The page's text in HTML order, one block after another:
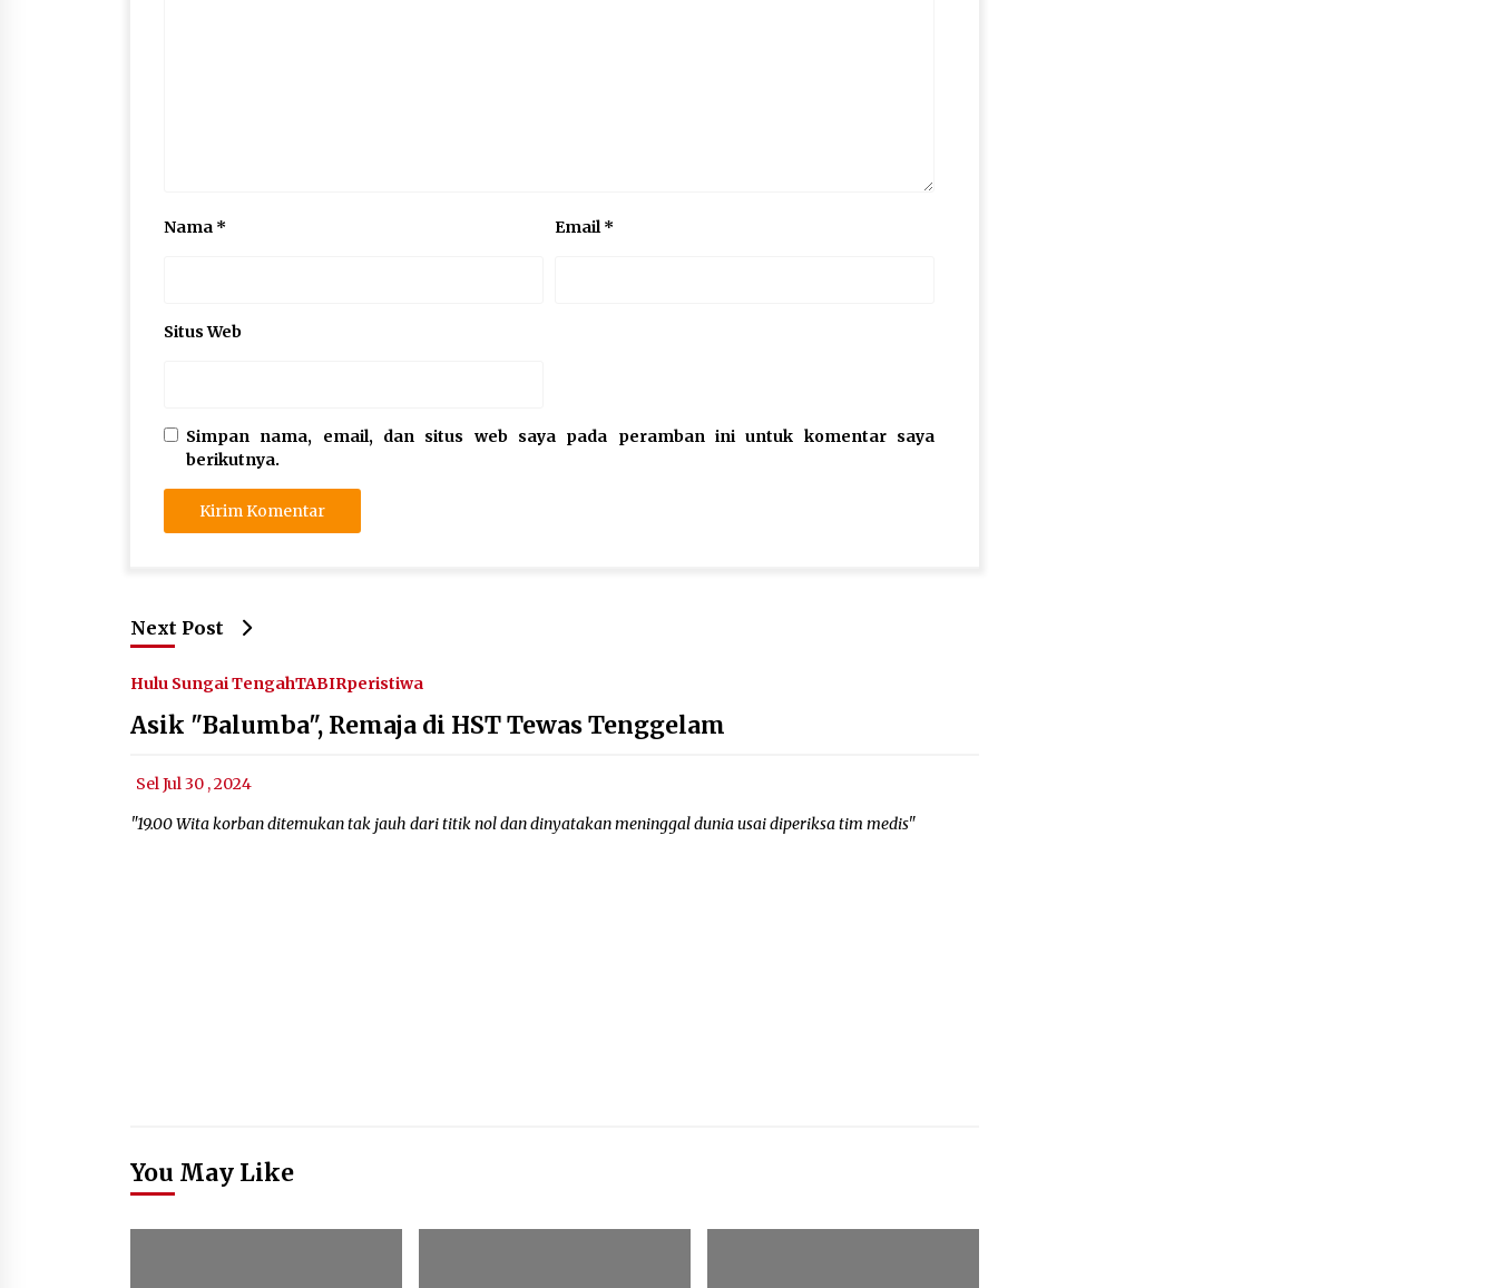
Nama * Email*
Situs Web
Simpan nama, email, dan situs web saya pada peramban ini untuk komentar saya
berikutnya.
Next Post
Hulu Sungai TengahTABIRperistiwa
Asik "Balumba", Remaja di HST Tewas Tenggelam
Sel Jul 30 , 2024
"19.00 Wita korban ditemukan tak jauh dari titik nol dan dinyatakan meninggal dunia usai diperiksa tim medis"
You May Like